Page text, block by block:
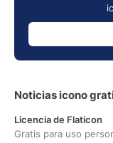
Noticias icono
Licencia de Flaticon
Gratis para uso